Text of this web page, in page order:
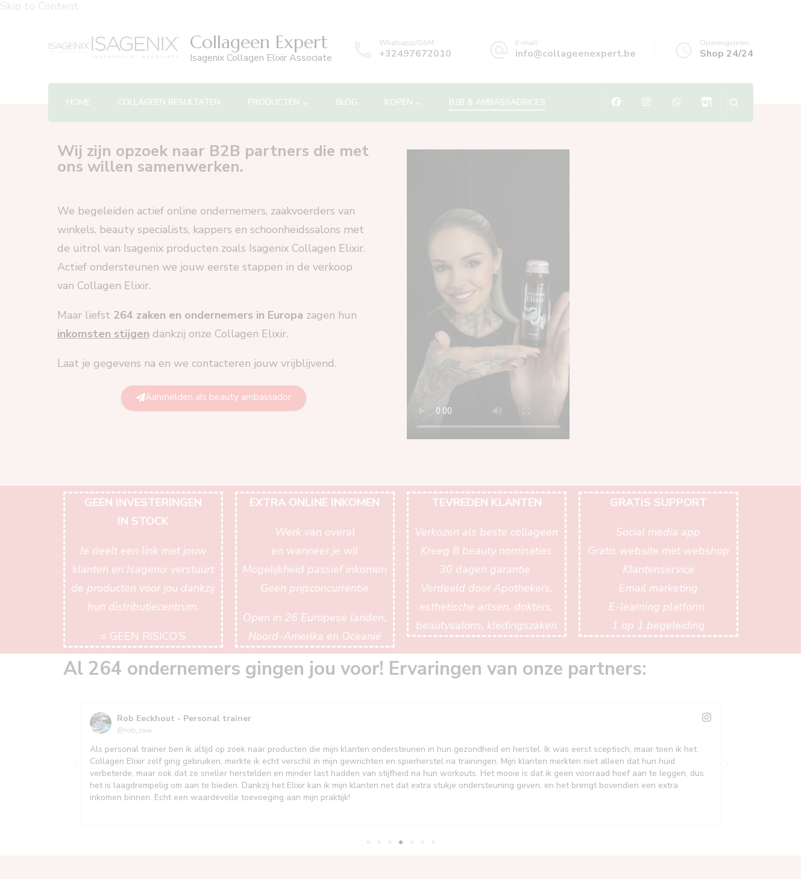
Skip to Content
Collageen Expert
Isagenix Collagen Elixir Associate
Whatsapp/GSM:
+32497672010
E-mail:
info@collageenexpert.be
Openingsuren:
Shop 24/24
HOME COLLAGEEN RESULTATEN PRODUCTEN BLOG KOPEN B2B & AMBASSADRICES
Wij zijn opzoek naar B2B partners die met
ons willen samenwerken.
We begeleiden actief online ondernemers, zaakvoerders van
winkels, beauty specialists, kappers en schoonheidssalons met
de uitrol van Isagenix producten zoals Isagenix Collagen Elixir.
Actief ondersteunen we jouw eerste stappen in de verkoop
van Collagen Elixir.
Maar liefst 264 zaken en ondernemers in Europa zagen hun
inkomsten stijgen dankzij onze Collagen Elixir.
Laat je gegevens na en we contacteren jouw vrijblijvend.
Aanmelden als beauty ambassador
GEEN INVESTERINGEN
IN STOCK
Je deelt een link met jouw
klanten en Isagenix verstuurt
de producten voor jou dankzij
hun distributiecentrum.
= GEEN RISICO’S
EXTRA ONLINE INKOMEN
Werk van overal
en wanneer je wil
Mogelijkheid passief inkomen
Geen prijsconcurrentie
Open in 26 Europese landen,
Noord-Amerika en Oceanië
TEVREDEN KLANTEN
Verkozen als beste collageen
Kreeg 8 beauty nominaties
30 dagen garantie
Verdeeld door Apothekers,
esthetische artsen, dokters,
beautysalons, kledingszaken
GRATIS SUPPORT
Social media app
Gratis website met webshop
Klantenservice
Email marketing
E-learning platform
1 op 1 begeleiding
Al 264 ondernemers gingen jou voor! Ervaringen van onze partners:
Rob Eeckhout - Personal trainer
@rob_raw
Als personal trainer ben ik altijd op zoek naar producten die mijn klanten ondersteunen in hun gezondheid en herstel. Ik was eerst sceptisch, maar toen ik het
Collagen Elixir zelf ging gebruiken, merkte ik echt verschil in mijn gewrichten en spierherstel na trainingen. Mijn klanten merkten niet alleen dat hun huid
verbeterde, maar ook dat ze sneller herstelden en minder last hadden van stijfheid na hun workouts. Het mooie is dat ik geen voorraad hoef aan te leggen, dus
het is laagdrempelig om aan te bieden. Dankzij het Elixir kan ik mijn klanten net dat extra stukje ondersteuning geven, en het brengt bovendien een extra
inkomen binnen. Echt een waardevolle toevoeging aan mijn praktijk!